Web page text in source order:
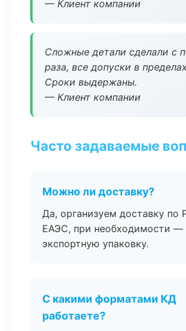
— Клиент компании
Сложные детали сделали с
раза, все допуски в
Сроки выдержаны.
— Клиент компании
Часто задаваемые
Можно ли доставку?
Да, организуем доставку по
ЕАЭС, при необходимости —
экспортную упаковку.
С какими форматами КД
работаете?